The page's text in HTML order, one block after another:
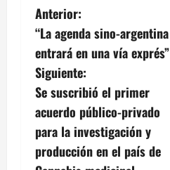
N
a
v
e
g
Anterior:
“La agenda sino-argentina
entrará en una vía exprés”
Siguiente:
Se suscribió el primer
acuerdo público-privado
para la investigación y
producción en el país de